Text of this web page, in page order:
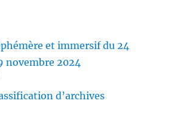
et immersif du 24
novembre 2024
d’archives